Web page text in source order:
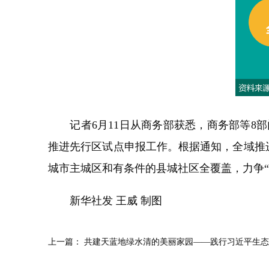
记者6月11日从商务部获悉，商务部等8部
推进先行区试点申报工作。根据通知，全域
城市主城区和有条件的县城社区全覆盖，力
新华社发 王威 制图
上一篇： 共建天蓝地绿水清的美丽家园——践行习近平生